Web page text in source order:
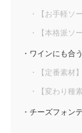
【お手軽ソ
【本格派ソ
ワインにも合
【定番素材】
【変わり種
チーズフォン